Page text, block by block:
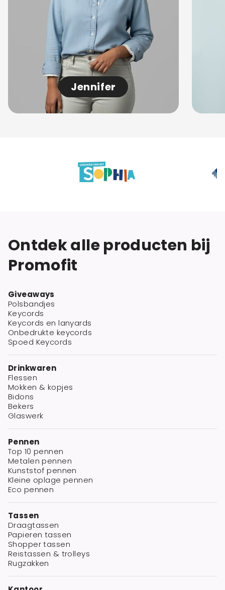
Jennifer
Ontdek alle producten bij
Promofit
Giveaways
Polsbandjes
Keycords
Keycords en lanyards
Onbedrukte keycords
Spoed Keycords
Drinkwaren
Flessen
Mokken & kopjes
Bidons
Bekers
Glaswerk
Pennen
Top 10 pennen
Metalen pennen
Kunststof pennen
Kleine oplage pennen
Eco pennen
Tassen
Draagtassen
Papieren tassen
Shopper tassen
Reistassen & trolleys
Rugzakken